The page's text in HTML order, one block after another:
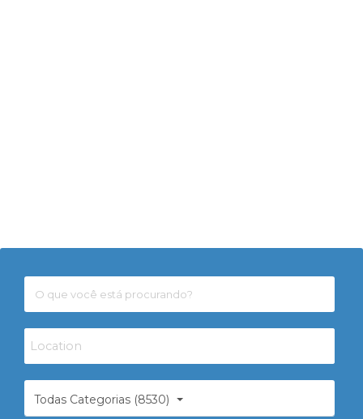
Todas Categorias (8530)